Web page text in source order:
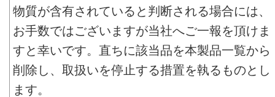
物質が含有されていると判断される場合には、
お手数ではございますが当社へご一報を頂けま
すと幸いです。直ちに該当品を本製品一覧から
削除し、取扱いを停止する措置を執るものとし
ます。